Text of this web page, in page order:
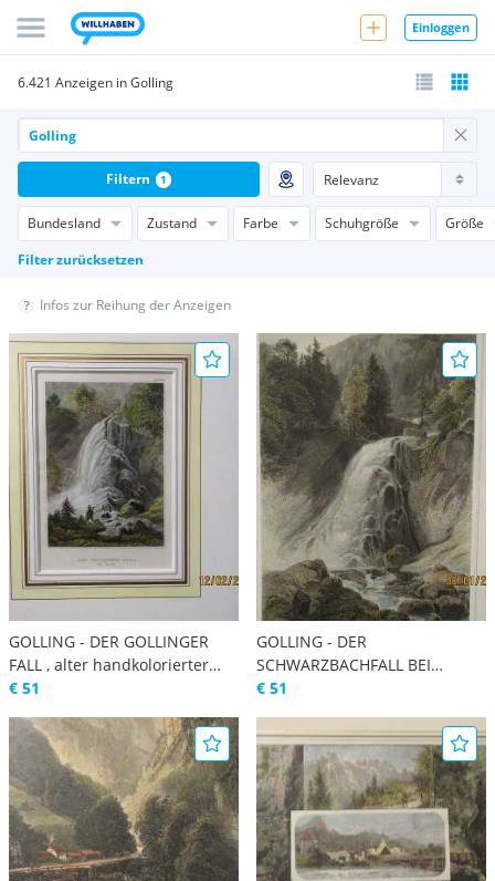
Einloggen
6.421 Anzeigen in Golling
Bundesland Zustand Farbe Schuhgröße
Größe
Filter zurücksetzen
Filtern 1
Infos zur Reihung der Anzeigen
GOLLING - DER GOLLINGER
FALL , alter handkolorierter
orig. Stahlstich um 1850 ,
€ 51
GOLLING - DER
SCHWARZBACHFALL BEI
GOLLING , alter
nach Fischbach / Richter um
1850, Passepartout
€ 51